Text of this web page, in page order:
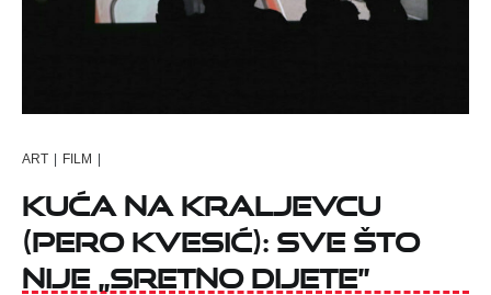
ART | FILM |
KUĆA NA KRALJEVCU
(Pero Kvesić): Sve što
nije „Sretno dijete”